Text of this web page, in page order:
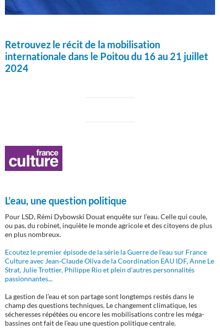
Retrouvez le récit de la mobilisation
internationale dans le Poitou du 16 au 21 juillet
2024
L’eau, une question politique
Pour LSD, Rémi Dybowski Douat enquête sur l’eau. Celle qui coule,
ou pas, du robinet, inquiète le monde agricole et des citoyens de plus
en plus nombreux.
Ecoutez le premier épisode de la série la Guerre de l'eau sur France
Culture avec Jean-Claude Oliva de la Coordination EAU IDF, Anne Le
Strat, Julie Trottier, Philippe Rio et plein d'autres personnalités
passionnantes...
La gestion de l’eau et son partage sont longtemps restés dans le
champ des questions techniques. Le changement climatique, les
sécheresses répétées ou encore les mobilisations contre les méga-
bassines ont fait de l’eau une question politique centrale.